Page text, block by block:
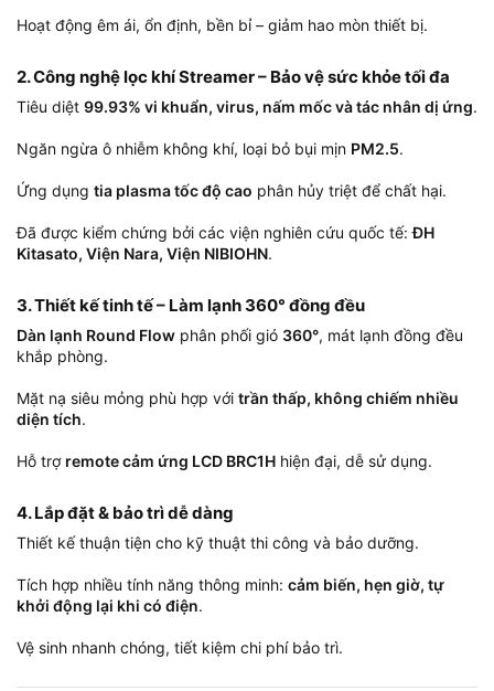
Hoạt động êm ái, ổn định, bền bỉ – giảm hao mòn thiết bị.
2. Công nghệ lọc khí Streamer – Bảo vệ sức khỏe tối đa​
Tiêu diệt 99.93% vi khuẩn, virus, nấm mốc và tác nhân dị ứng.
Ngăn ngừa ô nhiễm không khí, loại bỏ bụi mịn PM2.5.
Ứng dụng tia plasma tốc độ cao phân hủy triệt để chất hại.
Đã được kiểm chứng bởi các viện nghiên cứu quốc tế:ĐH
Kitasato, Viện Nara, Viện NIBIOHN.
3. Thiết kế tinh tế – Làm lạnh 360° đồng đều​
Dàn lạnh Round Flow phân phối gió 360°, mát lạnh đồng đều
khắp phòng.
Mặt nạ siêu mỏng phù hợp với trần thấp, không chiếm nhiều
diện tích.
Hỗ trợ remote cảm ứng LCD BRC1H hiện đại, dễ sử dụng.
4. Lắp đặt & bảo trì dễ dàng​
Thiết kế thuận tiện cho kỹ thuật thi công và bảo dưỡng.
Tích hợp nhiều tính năng thông minh: cảm biến, hẹn giờ, tự
khởi động lại khi có điện.
Vệ sinh nhanh chóng, tiết kiệm chi phí bảo trì.